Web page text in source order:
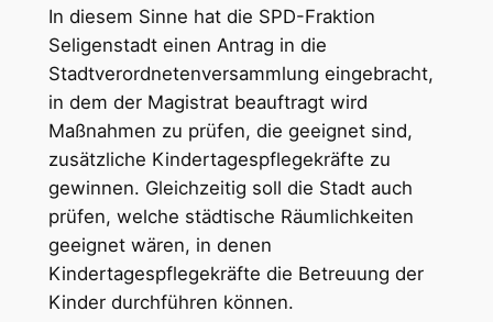
In diesem Sinne hat die SPD-Fraktion
Seligenstadt einen Antrag in die
Stadtverordnetenversammlung eingebracht,
in dem der Magistrat beauftragt wird
Maßnahmen zu prüfen, die geeignet sind,
zusätzliche Kindertagespflegekräfte zu
gewinnen. Gleichzeitig soll die Stadt auch
prüfen, welche städtische Räumlichkeiten
geeignet wären, in denen
Kindertagespflegekräfte die Betreuung der
Kinder durchführen können.